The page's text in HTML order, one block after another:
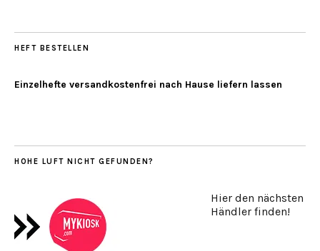
HEFT BESTELLEN
Einzelhefte versandkostenfrei nach Hause liefern lassen
HOHE LUFT NICHT GEFUNDEN?
Hier den nächsten
Händler finden!